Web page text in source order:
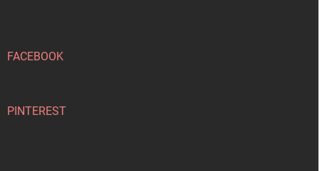
FACEBOOK
PINTEREST